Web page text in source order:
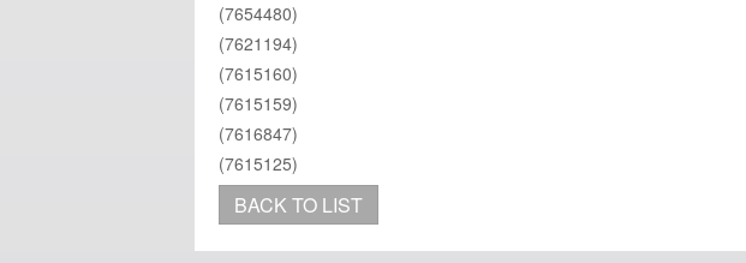
(7654480)
(7621194)
(7615160)
(7615159)
(7616847)
(7615125)
BACK TO LIST